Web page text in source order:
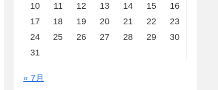
10
11 12 13 14 15
16
17
18 19 20 21 22
23
24
25 26 27 28 29
30
31
« 7月